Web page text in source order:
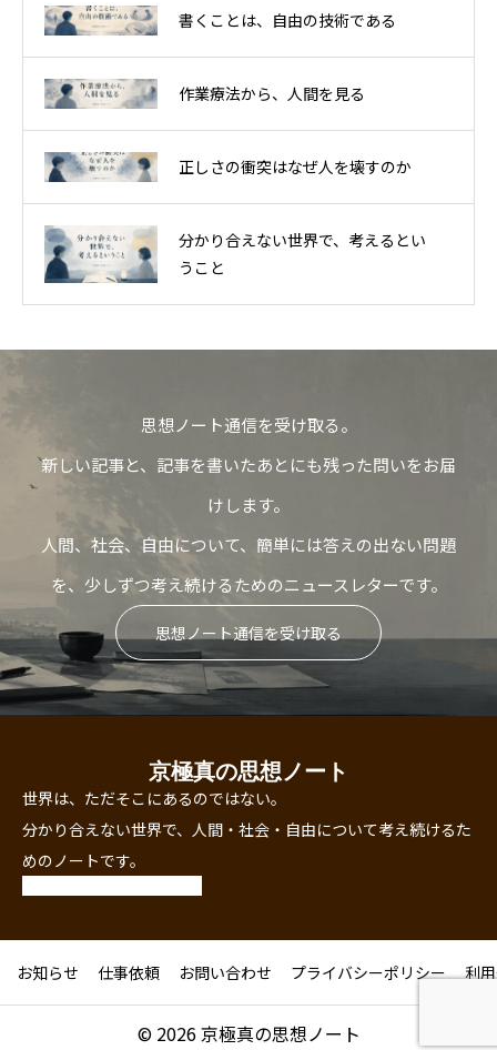
書くことは、自由の技術である
作業療法から、人間を見る
正しさの衝突はなぜ人を壊すのか
分かり合えない世界で、考えるとい
うこと
思想ノート通信を受け取る。
新しい記事と、記事を書いたあとにも残った問いをお届
けします。
人間、社会、自由について、簡単には答えの出ない問題
を、少しずつ考え続けるためのニュースレターです。
思想ノート通信を受け取る
京極真の思想ノート
世界は、ただそこにあるのではない。
分かり合えない世界で、人間・社会・自由について考え続けるた
めのノートです。
お知らせ 仕事依頼 お問い合わせ プライバシーポリシー 利
© 2026 京極真の思想ノート